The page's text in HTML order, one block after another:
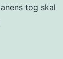
tog skal